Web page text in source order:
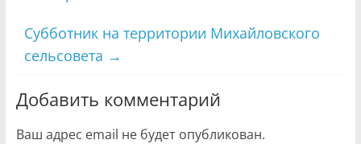
Субботник на территории Михайловского
сельсовета →
Добавить комментарий
Ваш адрес email не будет опубликован.